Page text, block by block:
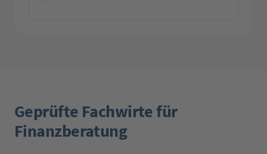
Geprüfte Fachwirte für
Finanzberatung